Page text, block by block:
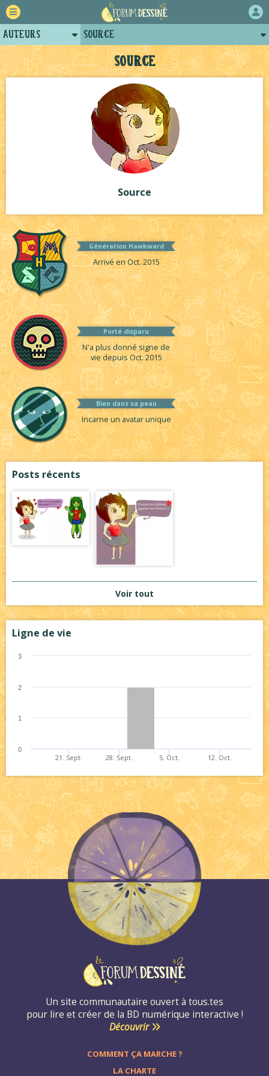
Source
Source
Génération Hawkward
Arrivé en Oct. 2015
Porté disparu
N'a plus donné signe de
vie depuis Oct. 2015
Bien dans sa peau
Incarne un avatar unique
Posts récents
Voir tout
Ligne de vie
21. Sept. 28. Sept. 5. Oct. 12. Oct.
0
1
2
3
Un site communautaire ouvert à tous.tes
pour lire et créer de la BD numérique interactive !
Découvrir
COMMENT ÇA MARCHE ?
LA CHARTE
Auteurs
Retour
Forum
Projets
Tutoriels
Source
Posts de source